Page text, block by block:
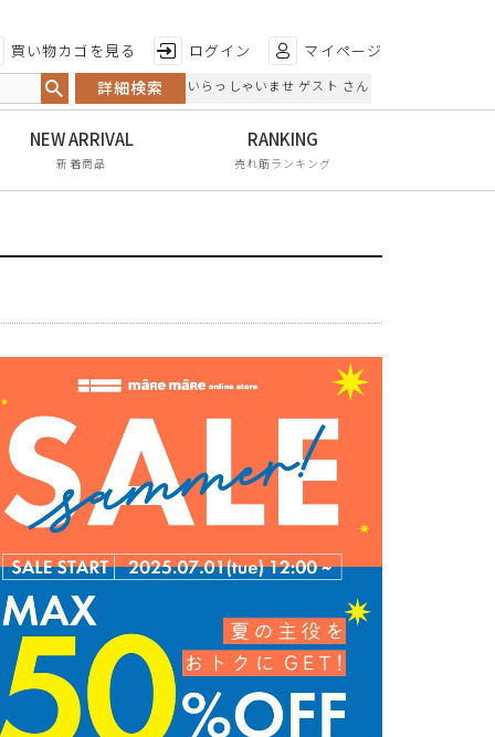
買い物カゴを見る ログイン マイページ
詳細検索 いらっしゃいませ ゲスト さん
新着商品 売れ筋ランキング
特徴から探す
日本製
手染め
甲高・幅広
屈曲性
リンクコーデ